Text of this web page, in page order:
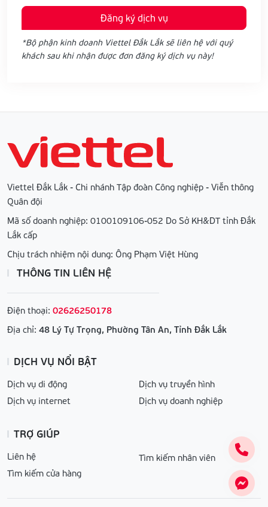
*Bộ phận kinh doanh Viettel Đắk Lắk sẽ liên hệ với quý
khách sau khi nhận được đơn đăng ký dịch vụ này!
Đăng ký dịch vụ
Viettel Đắk Lắk - Chi nhánh Tập đoàn Công nghiệp - Viễn thông
Quân đội
Mã số doanh nghiệp: 0100109106-052 Do Sở KH&DT tỉnh Đắk
Lắk cấp
Chịu trách nhiệm nội dung: Ông Phạm Việt Hùng
THÔNG TIN LIÊN HỆ
Điện thoại: 02626250178
Địa chỉ: 48 Lý Tự Trọng, Phường Tân An, Tỉnh Đắk Lắk
DỊCH VỤ NỔI BẬT
Dịch vụ di động
Dịch vụ internet
Dịch vụ truyền hình
Dịch vụ doanh nghiệp
TRỢ GIÚP
Liên hệ
Tìm kiếm cửa hàng
Tìm kiếm nhân viên